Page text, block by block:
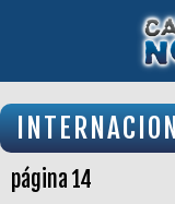
página 14